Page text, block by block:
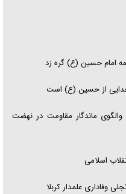
امام حسین (ع) گره زد
از حسین (ع) است
ماندگار مقاومت در نهضت
وفاداری علمدار کربلا